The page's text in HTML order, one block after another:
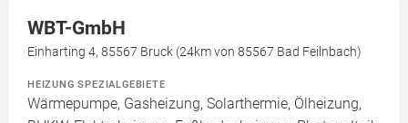
WBT-GmbH
Einharting 4, 85567 Bruck (24km von 85567 Bad Feilnbach)
HEIZUNG SPEZIALGEBIETE
Wärmepumpe, Gasheizung, Solarthermie, Ölheizung,